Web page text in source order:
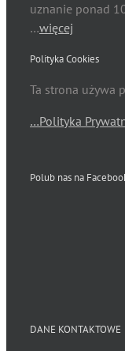
uznanie ponad
…więcej
Polityka Cookies
Ta strona używa
…Polityka
Polub nas na
DANE KONTAKTOWE